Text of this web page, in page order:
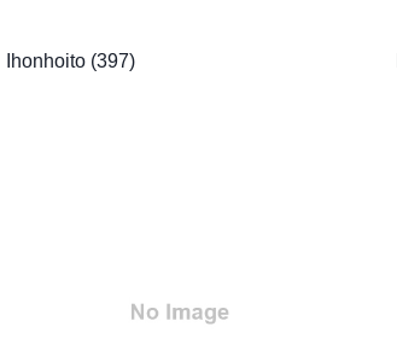
Ihonhoito (397)